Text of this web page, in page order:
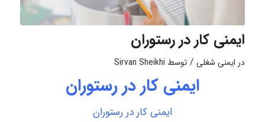
ایمنی کار در رستوران
در ایمنی شغلی / توسط Sirvan Sheikhi
ایمنی کار در رستوران
ایمنی کار در رستوران